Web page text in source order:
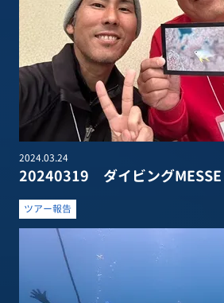
2024.03.24
20240319 ダイビングMESSE
ツアー報告